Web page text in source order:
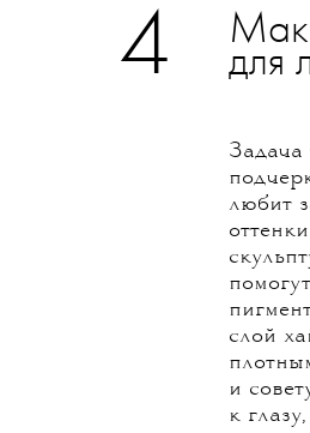
для
4
Задача
любит
слой
и
к